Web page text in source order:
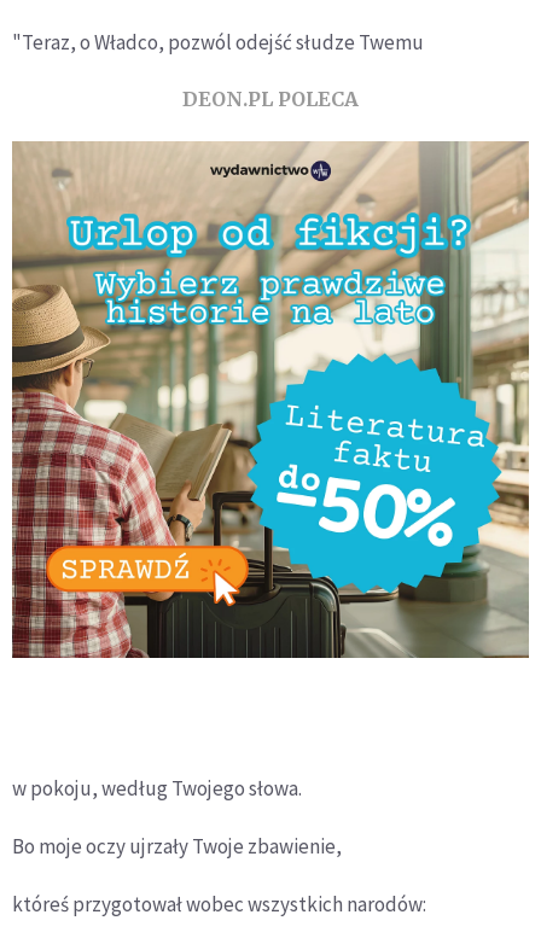
"Teraz, o Władco, pozwól odejść słudze Twemu
DEON.PL POLECA
w pokoju, według Twojego słowa.
Bo moje oczy ujrzały Twoje zbawienie,
któreś przygotował wobec wszystkich narodów: